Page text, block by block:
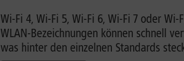
Wi-Fi 4, Wi-Fi 5, Wi-Fi 6, Wi-Fi 7 oder Wi-
WLAN-Bezeichnungen können schnell
was hinter den einzelnen Standards